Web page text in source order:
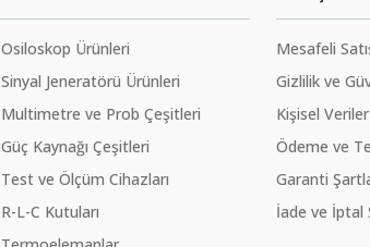
Osiloskop Ürünleri
Sinyal Jeneratörü Ürünleri
Multimetre ve Prob Çeşitleri
Güç Kaynağı Çeşitleri
Test ve Ölçüm Cihazları
R-L-C Kutuları
Mesafeli
Gizlilik ve
Kişisel
Ödeme ve
Garanti
İade ve İptal